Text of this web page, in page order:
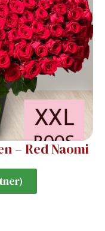
– Red Naomi